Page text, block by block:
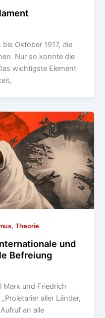
Oktober 1917, die
Nur so konnte die
wichtigste Element
,Theorie
und
Befreiung
Marx und Friedrich
aller Länder,
an alle